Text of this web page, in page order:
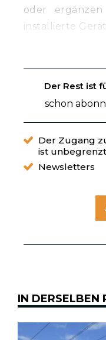
oder
installierte
Der Rest ist
schon
Der Zugang
ist
Newsletters
IN DERSELBEN